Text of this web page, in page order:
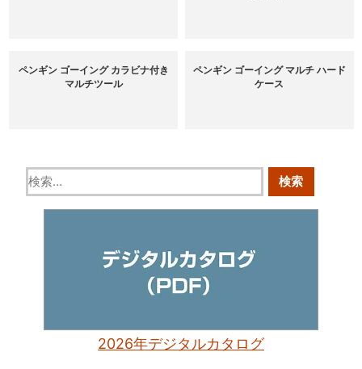
ペンギン ゴーイング カラビナ付き
マルチツール
ペンギン ゴーイング マルチ ハード
ケース
2026年デジタルカタログ